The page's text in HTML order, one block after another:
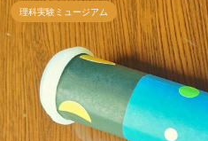
理科実験ミュージアム